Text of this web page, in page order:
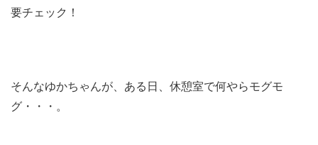
要チェック！
そんなゆかちゃんが、ある日、休憩室で何やらモグモ
グ・・・。